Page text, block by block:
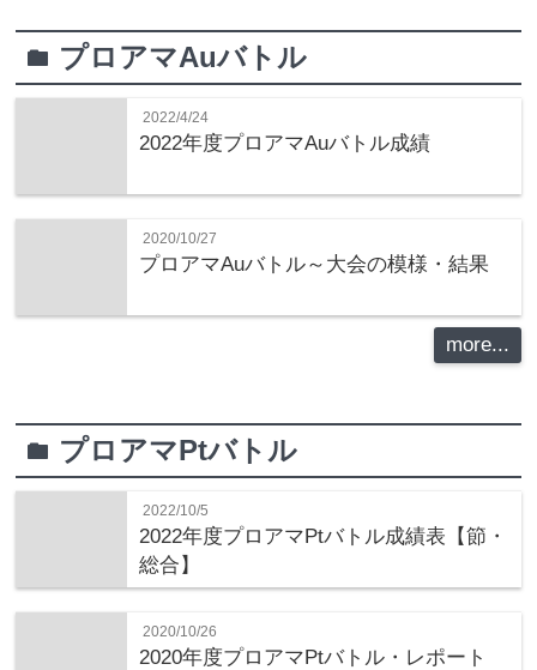
folder プロアマAuバトル
2022/4/24
2022年度プロアマAuバトル成績
2020/10/27
プロアマAuバトル～大会の模様・結果
more...
folder プロアマPtバトル
2022/10/5
2022年度プロアマPtバトル成績表【節・
総合】
2020/10/26
2020年度プロアマPtバトル・レポート